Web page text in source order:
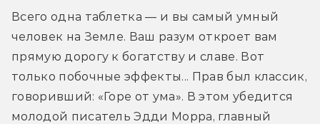
Всего одна таблетка — и вы самый умный
человек на Земле. Ваш разум откроет вам
прямую дорогу к богатству и славе. Вот
только побочные эффекты... Прав был классик,
говоривший: «Горе от ума». В этом убедится
молодой писатель Эдди Морра, главный